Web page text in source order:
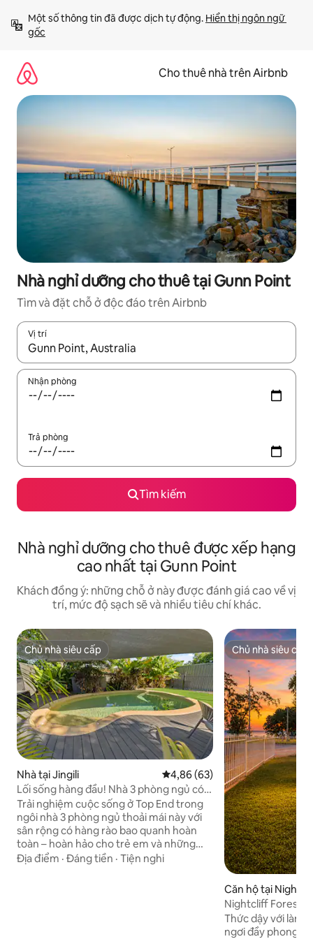
đến
Một số thông tin đã được dịch tự động. Hiển thị ngôn ngữ
gốc
Cho thuê nhà trên Airbnb
Nhà nghỉ dưỡng cho thuê tại Gunn Point
Tìm và đặt chỗ ở độc đáo trên Airbnb
Vị trí
Khi có kết quả, hãy điều hướng bằng phím mũi tên lên và
Nhận phòng
Trả phòng
Tìm kiếm
Nhà nghỉ dưỡng cho thuê được xếp hạng
cao nhất tại Gunn Point
Khách đồng ý: những chỗ ở này được đánh giá cao về vị
trí, mức độ sạch sẽ và nhiều tiêu chí khác.
Chủ nhà siêu cấp
Chủ nhà siêu cấp
Nhà tại Jingili Xếp hạng trung bình 4,86/5, 63
4,86 (63)
Lối sống hàng đầu! Nhà 3 phòng ngủ có
sân rộng và hồ bơi
Trải nghiệm cuộc sống ở Top End trong
ngôi nhà 3 phòng ngủ thoải mái này với
sân rộng có hàng rào bao quanh hoàn
toàn – hoàn hảo cho trẻ em và những
người bạn lông xù! Hồ bơi nước mặn
Địa điểm · Đáng tiền · Tiện nghi
Chủ nhà siêu cấp
Chủ nhà siêu cấp
Căn hộ tại
Nightcliff
nhìn ra đại dương
Thức dậy với làn
ngơi đầy phong